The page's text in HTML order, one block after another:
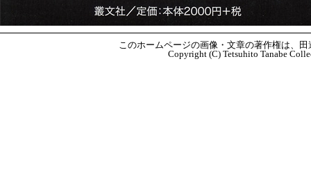
このホームページの画像・文章の著作権は、
Copyright (C) Tetsuhito Tanabe